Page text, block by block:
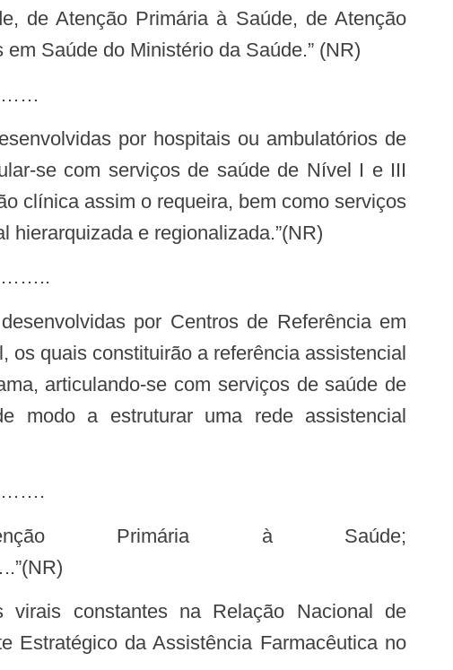
de Atenção Primária à Saúde, de Atenção
Saúde do Ministério da Saúde.” (NR)
se com serviços de saúde de Nível I e III
clínica assim o requeira, bem como serviços
hierarquizada e regionalizada.”(NR)
os quais constituirão a referência assistencial
articulando-se com serviços de saúde de
modo a estruturar uma rede assistencial
Estratégico da Assistência Farmacêutica no